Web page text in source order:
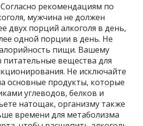
рекомендациям по
мужчина не должен
двух порций алкоголя в день,
одной порции в день. Не
пищи. Вашему
вещества для
Не исключайте
основные продукты, которые
углеводов, белков и
натощак, организму также
времени для метаболизма